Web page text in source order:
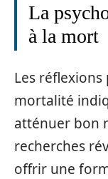
La
à la mort
Les
mortalité
atténuer bon
recherches
offrir une